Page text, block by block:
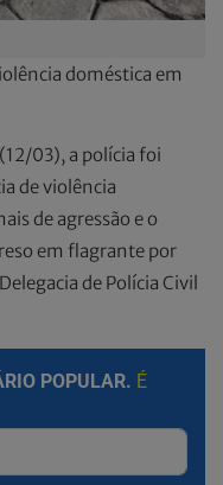
doméstica em
03), a polícia foi
de violência
de agressão e o
em flagrante por
de Polícia Civil
POPULAR. É